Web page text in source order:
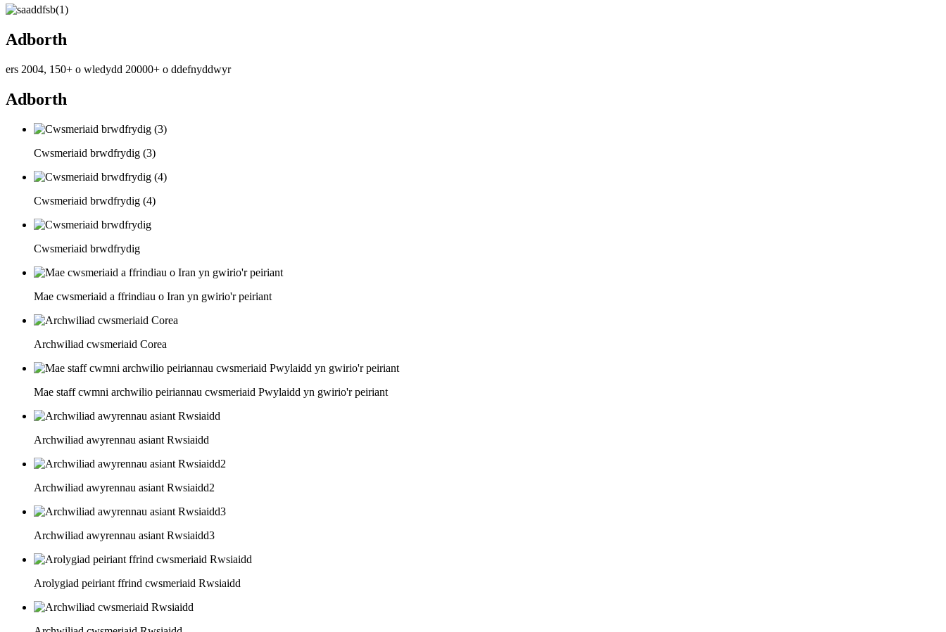
Adborth
ers 2004, 150+ o wledydd 20000+ o ddefnyddwyr
Adborth
Cwsmeriaid brwdfrydig (3)
Cwsmeriaid brwdfrydig (4)
Cwsmeriaid brwdfrydig
Mae cwsmeriaid a ffrindiau o Iran yn gwirio'r peiriant
Archwiliad cwsmeriaid Corea
Mae staff cwmni archwilio peiriannau cwsmeriaid Pwylaidd yn gwirio'r peiriant
Archwiliad awyrennau asiant Rwsiaidd
Archwiliad awyrennau asiant Rwsiaidd2
Archwiliad awyrennau asiant Rwsiaidd3
Arolygiad peiriant ffrind cwsmeriaid Rwsiaidd